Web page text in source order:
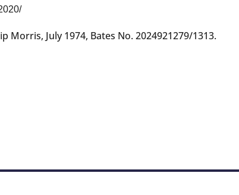
July 1974, Bates No. 2024921279/1313.